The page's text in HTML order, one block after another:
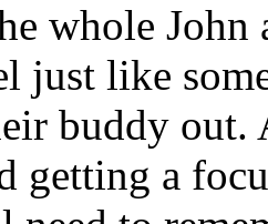
whole John
just like
buddy
getting a